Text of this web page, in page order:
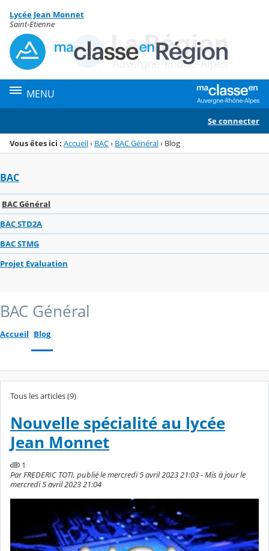
Menu de la rubrique
Contenu
Lycée Jean Monnet
Saint-Etienne
MENU
Se connecter
Vous êtes ici : Accueil› BAC› BAC Général› Blog
BAC
BAC Général
BAC STD2A
BAC STMG
Projet Evaluation
BAC Général
Accueil Blog
Tous les articles (9)
Nouvelle spécialité au lycée
Jean Monnet
1
Par FREDERIC TOTI, publié le mercredi 5 avril 2023 21:03 - Mis à jour le
mercredi 5 avril 2023 21:04